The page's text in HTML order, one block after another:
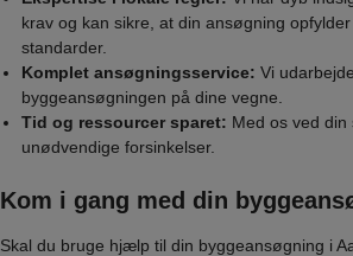
krav og kan sikre, at din ansøgning
standarder.
Komplet ansøgningsservice: Vi
byggeansøgningen på dine vegne.
Tid og ressourcer sparet: Med os ved din
unødvendige forsinkelser.
Kom i gang med din
Skal du bruge hjælp til din byggeansøgning i